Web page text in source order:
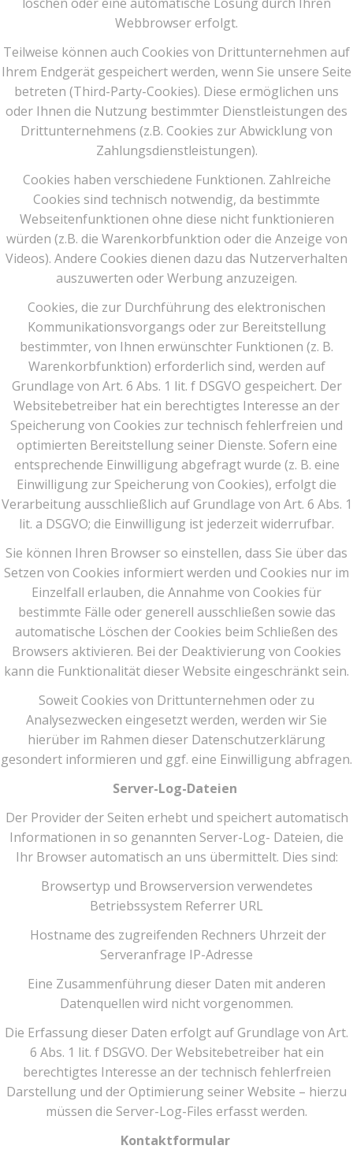
Webbrowser erfolgt.
Teilweise können auch Cookies von Drittunternehmen auf
Ihrem Endgerät gespeichert werden, wenn Sie unsere Seite
betreten (Third-Party-Cookies). Diese ermöglichen uns
oder Ihnen die Nutzung bestimmter Dienstleistungen des
Drittunternehmens (z.B. Cookies zur Abwicklung von
Zahlungsdienstleistungen).
Cookies haben verschiedene Funktionen. Zahlreiche
Cookies sind technisch notwendig, da bestimmte
Webseitenfunktionen ohne diese nicht funktionieren
würden (z.B. die Warenkorbfunktion oder die Anzeige von
Videos). Andere Cookies dienen dazu das Nutzerverhalten
auszuwerten oder Werbung anzuzeigen.
Cookies, die zur Durchführung des elektronischen
Kommunikationsvorgangs oder zur Bereitstellung
bestimmter, von Ihnen erwünschter Funktionen (z. B.
Warenkorbfunktion) erforderlich sind, werden auf
Grundlage von Art. 6 Abs. 1 lit. f DSGVO gespeichert. Der
Websitebetreiber hat ein berechtigtes Interesse an der
Speicherung von Cookies zur technisch fehlerfreien und
optimierten Bereitstellung seiner Dienste. Sofern eine
entsprechende Einwilligung abgefragt wurde (z. B. eine
Einwilligung zur Speicherung von Cookies), erfolgt die
Verarbeitung ausschließlich auf Grundlage von Art. 6 Abs. 1
lit. a DSGVO; die Einwilligung ist jederzeit widerrufbar.
Sie können Ihren Browser so einstellen, dass Sie über das
Setzen von Cookies informiert werden und Cookies nur im
Einzelfall erlauben, die Annahme von Cookies für
bestimmte Fälle oder generell ausschließen sowie das
automatische Löschen der Cookies beim Schließen des
Browsers aktivieren. Bei der Deaktivierung von Cookies
kann die Funktionalität dieser Website eingeschränkt sein.
Soweit Cookies von Drittunternehmen oder zu
Analysezwecken eingesetzt werden, werden wir Sie
hierüber im Rahmen dieser Datenschutzerklärung
gesondert informieren und ggf. eine Einwilligung abfragen.
Server-Log-Dateien
Der Provider der Seiten erhebt und speichert automatisch
Informationen in so genannten Server-Log- Dateien, die
Ihr Browser automatisch an uns übermittelt. Dies sind:
Browsertyp und Browserversion verwendetes
Betriebssystem Referrer URL
Hostname des zugreifenden Rechners Uhrzeit der
Serveranfrage IP-Adresse
Eine Zusammenführung dieser Daten mit anderen
Datenquellen wird nicht vorgenommen.
Die Erfassung dieser Daten erfolgt auf Grundlage von Art.
6 Abs. 1 lit. f DSGVO. Der Websitebetreiber hat ein
berechtigtes Interesse an der technisch fehlerfreien
Darstellung und der Optimierung seiner Website – hierzu
müssen die Server-Log-Files erfasst werden.
Kontaktformular